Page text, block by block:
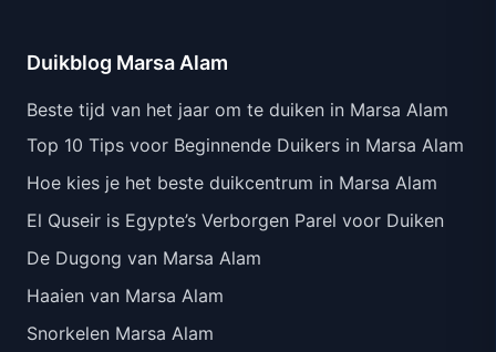
Duikblog Marsa Alam
Beste tijd van het jaar om te duiken in Marsa Alam
Top 10 Tips voor Beginnende Duikers in Marsa Alam
Hoe kies je het beste duikcentrum in Marsa Alam
El Quseir is Egypte’s Verborgen Parel voor Duiken
De Dugong van Marsa Alam
Haaien van Marsa Alam
Snorkelen Marsa Alam